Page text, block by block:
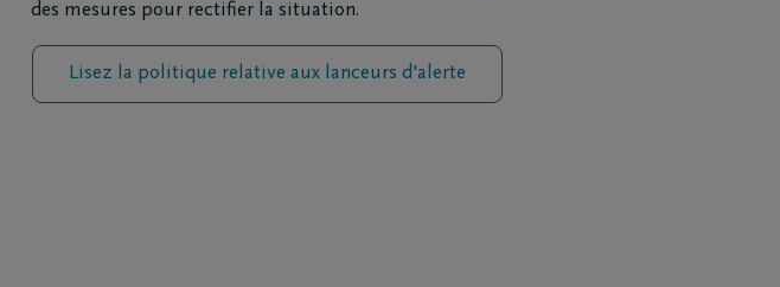
des mesures pour rectifier la situation.
Lisez la politique relative aux lanceurs d'alerte